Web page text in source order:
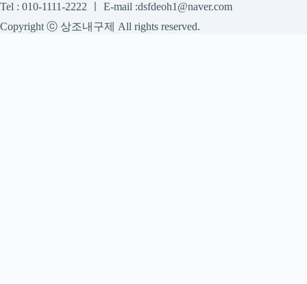
Tel : 010-1111-2222 ㅣ E-mail :dsfdeoh1@naver.com
Copyright ⓒ 상조내구제 All rights reserved.